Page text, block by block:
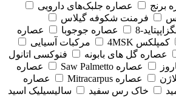
برنج
عصاره جلبک‌های دارویی
فرمنت شکوفه گیلاس
8 عصاره جوجوبا
عصاره
کمپلکس 4MSK
مرکبات آسیایی
عصاره گل های بابونه
فنوکسی اتانول
عصاره Saw Palmetto
عصاره
عصاره Mitracarpus
عصاره
خاک رس سفید
سالیسیلیک اسید